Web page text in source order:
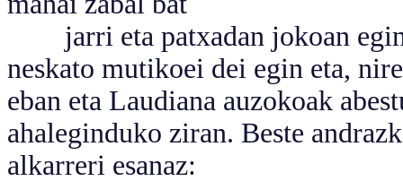
jarri eta patxadan jokoan
neskato mutikoei dei egin eta,
eban eta Laudiana auzokoak
ahaleginduko ziran. Beste
alkarreri esanaz: